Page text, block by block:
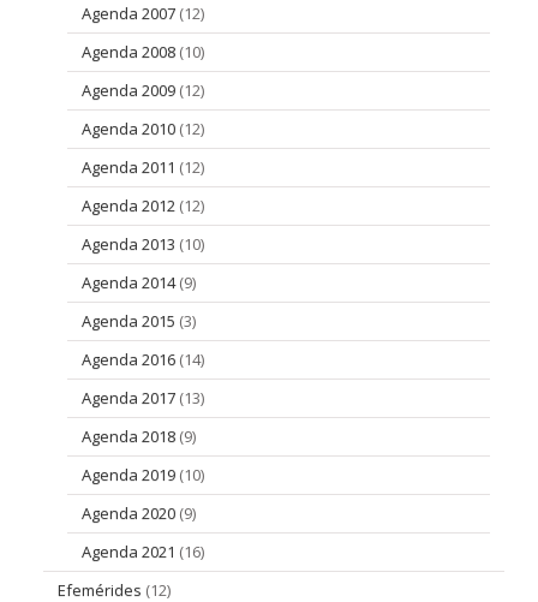
Agenda 2007 (12)
Agenda 2008 (10)
Agenda 2009 (12)
Agenda 2010 (12)
Agenda 2011 (12)
Agenda 2012 (12)
Agenda 2013 (10)
Agenda 2014(9)
Agenda 2015 (3)
Agenda 2016 (14)
Agenda 2017 (13)
Agenda 2018 (9)
Agenda 2019 (10)
Agenda 2020 (9)
Agenda 2021 (16)
Efemérides (12)